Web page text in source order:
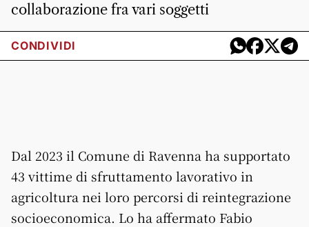
collaborazione fra vari soggetti
CONDIVIDI
Dal 2023 il Comune di Ravenna ha supportato
43 vittime di sfruttamento lavorativo in
agricoltura nei loro percorsi di reintegrazione
socioeconomica. Lo ha affermato Fabio